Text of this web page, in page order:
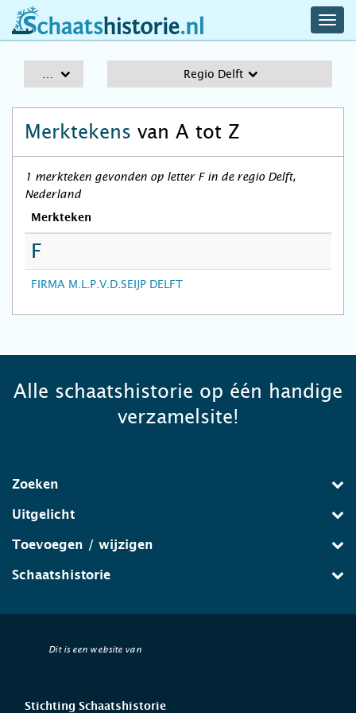
schaatshistorie.nl
Regio Delft
Merktekens van A tot Z
1 merkteken gevonden op letter F in de regio Delft,
Nederland
Merkteken
F
FIRMA M.L.P.V.D.SEIJP DELFT
Alle schaatshistorie op één handige
verzamelsite!
Zoeken
Uitgelicht
Toevoegen / wijzigen
Schaatshistorie
Dit is een website van
Stichting Schaatshistorie